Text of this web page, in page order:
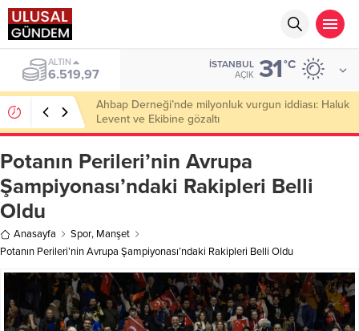
ALTIN
6.519,97
İSTANBUL
AÇIK 31°C
Ahbap Derneği’nde milyonluk vurgun iddiası: Haluk
Levent ve Ekibine gözaltı
Potanın Perileri’nin Avrupa
Şampiyonası’ndaki Rakipleri Belli
Oldu
Anasayfa Spor, Manşet
Potanın Perileri’nin Avrupa Şampiyonası’ndaki Rakipleri Belli Oldu